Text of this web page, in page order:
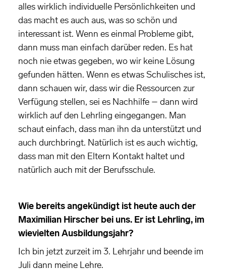
alles wirklich individuelle Persönlichkeiten und
das macht es auch aus, was so schön und
interessant ist. Wenn es einmal Probleme gibt,
dann muss man einfach darüber reden. Es hat
noch nie etwas gegeben, wo wir keine Lösung
gefunden hätten. Wenn es etwas Schulisches ist,
dann schauen wir, dass wir die Ressourcen zur
Verfügung stellen, sei es Nachhilfe – dann wird
wirklich auf den Lehrling eingegangen. Man
schaut einfach, dass man ihn da unterstützt und
auch durchbringt. Natürlich ist es auch wichtig,
dass man mit den Eltern Kontakt haltet und
natürlich auch mit der Berufsschule.
Wie bereits angekündigt ist heute auch der
Maximilian Hirscher bei uns. Er ist Lehrling, im
wievielten Ausbildungsjahr?
Ich bin jetzt zurzeit im 3. Lehrjahr und beende im
Juli dann meine Lehre.